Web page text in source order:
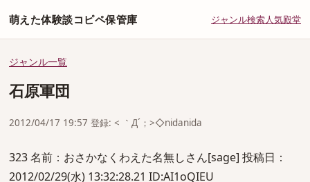
萌えた体験談コピペ保管庫 ジャンル検索人気殿堂
ジャンル一覧
石原軍団
2012/04/17 19:57 登録: < ｀Д´；>◇nidanida
323 名前：おさかなくわえた名無しさん[sage] 投稿日：
2012/02/29(水) 13:32:28.21 ID:AI1oQIEU